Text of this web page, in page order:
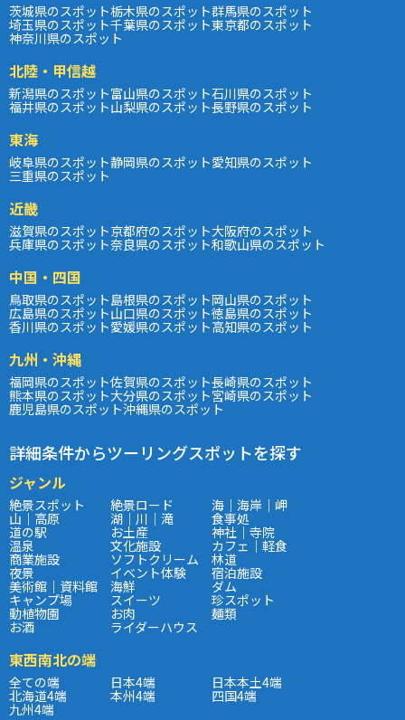
茨城県のスポット栃木県のスポット群馬県のスポット
埼玉県のスポット千葉県のスポット東京都のスポット
神奈川県のスポット
北陸・甲信越
新潟県のスポット富山県のスポット石川県のスポット
福井県のスポット山梨県のスポット長野県のスポット
東海
岐阜県のスポット静岡県のスポット愛知県のスポット
三重県のスポット
近畿
滋賀県のスポット京都府のスポット大阪府のスポット
兵庫県のスポット奈良県のスポット和歌山県のスポット
中国・四国
鳥取県のスポット島根県のスポット岡山県のスポット
広島県のスポット山口県のスポット徳島県のスポット
香川県のスポット愛媛県のスポット高知県のスポット
九州・沖縄
福岡県のスポット佐賀県のスポット長崎県のスポット
熊本県のスポット大分県のスポット宮崎県のスポット
鹿児島県のスポット沖縄県のスポット
詳細条件からツーリングスポットを探す
ジャンル
絶景スポット 絶景ロード 海｜海岸｜岬
山｜高原 湖｜川｜滝 食事処
道の駅 お土産 神社｜寺院
温泉 文化施設 カフェ｜軽食
商業施設 ソフトクリーム 林道
夜景 イベント体験 宿泊施設
美術館｜資料館 海鮮 ダム
キャンプ場 スイーツ 珍スポット
動植物園 お肉 麺類
お酒 ライダーハウス
東西南北の端
全ての端 日本4端 日本本土4端
北海道4端 本州4端 四国4端
九州4端